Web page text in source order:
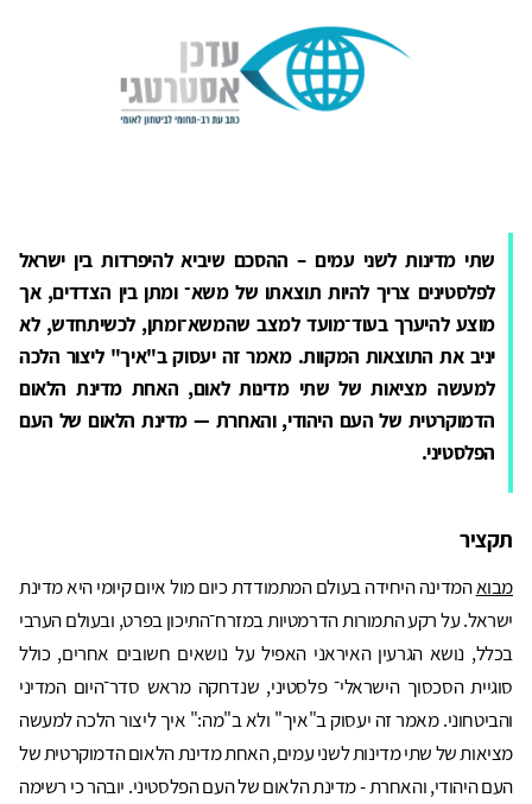
שתי מדינות לשני עמים – ההסכם שיביא להיפרדות בין ישראל
לפלסטינים צריך להיות תוצאתו של משא־ ומתן בין הצדדים, אך
מוצע להיערך בעוד־מועד למצב שהמשא־ומתן, לכשיתחדש, לא
יניב את התוצאות המקוות. מאמר זה יעסוק ב"איך" ליצור הלכה
למעשה מציאות של שתי מדינות לאום, האחת מדינת הלאום
הדמוקרטית של העם היהודי, והאחרת — מדינת הלאום של העם
הפלסטיני.
תקציר
מבואהמדינה היחידה בעולם המתמודדת כיום מול איום קיומי היא מדינת
ישראל. על רקע התמורות הדרמטיות במזרח־התיכון בפרט, ובעולם הערבי
בכלל, נושא הגרעין האיראני האפיל על נושאים חשובים אחרים, כולל
סוגיית הסכסוך הישראלי־ פלסטיני, שנדחקה מראש סדר־היום המדיני
והביטחוני.מאמר זה יעסוק ב"איך" ולא ב"מה:" איך ליצור הלכה למעשה
מציאות של שתי מדינות לשני עמים, האחת מדינת הלאום הדמוקרטית של
העם היהודי, והאחרת - מדינת הלאום של העם הפלסטיני. יובהר כי רשימה